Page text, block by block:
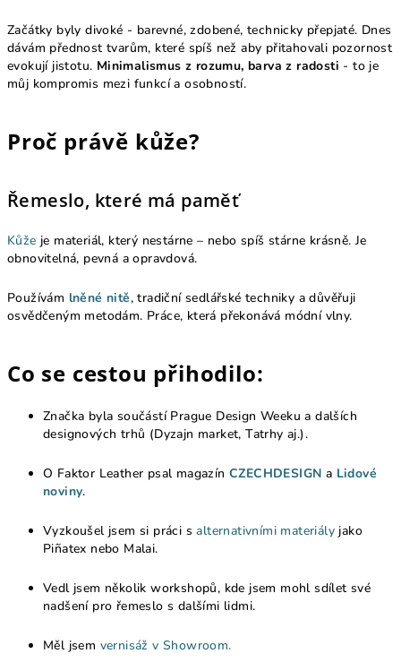
Začátky byly divoké - barevné, zdobené, technicky přepjaté. Dnes
dávám přednost tvarům, které spíš než aby přitahovali pozornost
evokují jistotu. Minimalismus z rozumu, barva z radosti - to je
můj kompromis mezi funkcí a osobností.
Proč právě kůže?
Řemeslo, které má paměť
Kůže je materiál, který nestárne – nebo spíš stárne krásně. Je
obnovitelná, pevná a opravdová.
Používám lněné nitě, tradiční sedlářské techniky a důvěřuji
osvědčeným metodám. Práce, která překonává módní vlny.
Co se cestou přihodilo:
Značka byla součástí Prague Design Weeku a dalších
designových trhů (Dyzajn market, Tatrhy aj.).
O Faktor Leather psal magazín CZECHDESIGN a Lidové
noviny.
Vyzkoušel jsem si práci salternativními materiály jako
Piñatex nebo Malai.
Vedl jsem několik workshopů, kde jsem mohl sdílet své
nadšení pro řemeslo s dalšími lidmi.
Měl jsem vernisáž v Showroom.